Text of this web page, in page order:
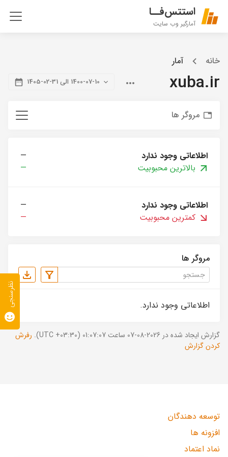
استتس‌فــا
آمارگیر وب سایت
خانه آمار
xuba.ir 1400-07-10 الی 31-02-1405
مروگر ها
اطلاعاتی وجود ندارد
—
بالاترین محبوبیت
—
اطلاعاتی وجود ندارد
—
کمترین محبوبیت
—
مروگر ها
اطلاعاتی وجود ندارد.
گزارش ایجاد شده در 2026-08-07 ساعت 01:07:07 (UTC +03:30).
رفرش
کردن گزارش
توسعه دهندگان
افزونه ها
نماد اعتماد
نظرسنجی